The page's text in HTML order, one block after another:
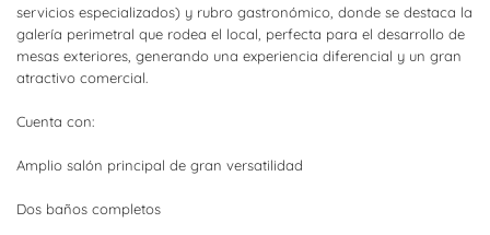
servicios especializados) y rubro gastronómico, donde se destaca la
galería perimetral que rodea el local, perfecta para el desarrollo de
mesas exteriores, generando una experiencia diferencial y un gran
atractivo comercial.
Cuenta con:
Amplio salón principal de gran versatilidad
Dos baños completos